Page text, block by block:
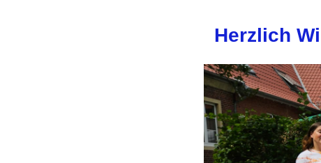
Herzlich